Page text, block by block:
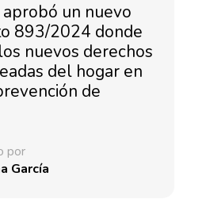
un nuevo
893/2024 donde
nuevos derechos
del hogar en
de
por
García